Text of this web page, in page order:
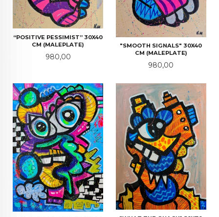
“POSITIVE PESSIMIST” 30X40
CM (MALEPLATE)
Pris
980,00
"SMOOTH SIGNALS" 30X40
CM (MALEPLATE)
Pris
980,00